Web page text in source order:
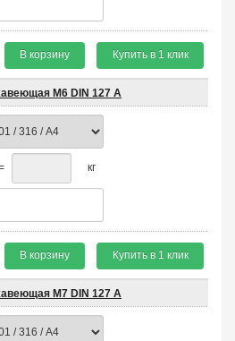
В корзину Купить в 1 клик
М6 DIN 127 A
кг
В корзину Купить в 1 клик
М7 DIN 127 A